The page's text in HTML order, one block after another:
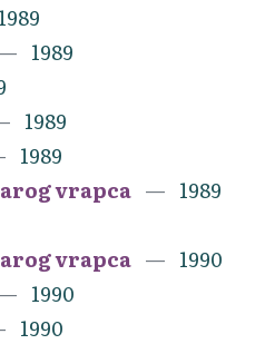
1989
1989
1989
1989
vrapca
1989
vrapca
1990
1990
1990